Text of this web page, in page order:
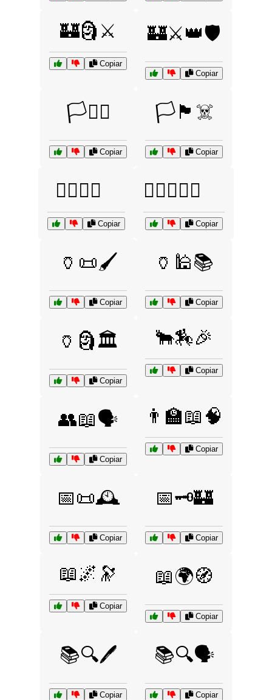
🏰🗿⚔️
Copiar
🏰⚔️👑🛡️
Copiar
🏳️🏳️‍🌈
Copiar
🏳️🏴‍☠️
Copiar
🏳️‍🌈🌈💖
Copiar
🏳️‍🌈🧡💚💙
Copiar
🏺📜🖌️
Copiar
🏺🕌📚
Copiar
🏺🗿🏛️
Copiar
🐂🏇🎉
Copiar
👥📖🗣️
Copiar
👨‍🏫📖🧠
Copiar
📅📜🕰️
Copiar
📅🗝️🏰
Copiar
📖🌌🔭
Copiar
📖🌍🧭
Copiar
📚🔍🖊️
Copiar
📚🔍🗣️
Copiar